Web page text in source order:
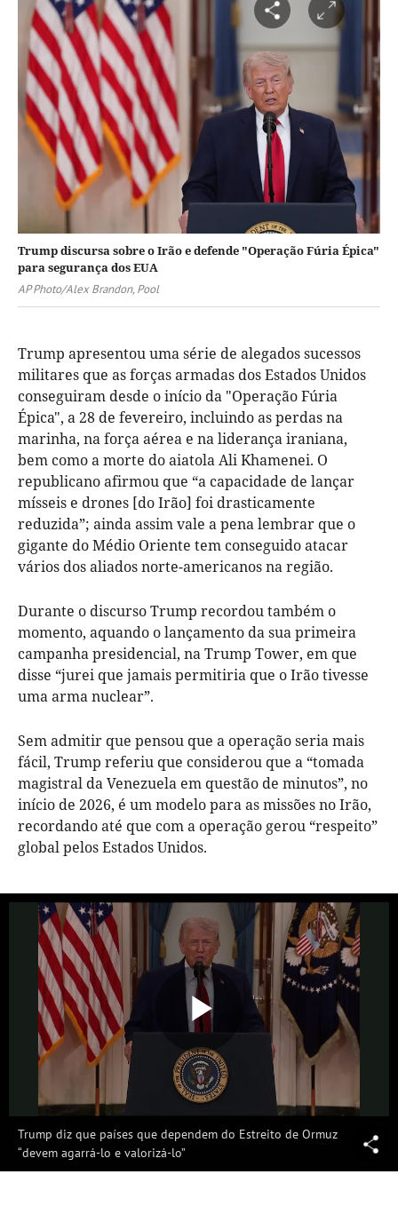
Trump discursa sobre o Irão e defende "Operação Fúria Épica"
para segurança dos EUA
AP Photo/Alex Brandon, Pool
Trump apresentou uma série de alegados sucessos
militares que as forças armadas dos Estados Unidos
conseguiram desde o início da "Operação Fúria
Épica", a 28 de fevereiro, incluindo as perdas na
marinha, na força aérea e na liderança iraniana,
bem como a morte do aiatola Ali Khamenei. O
republicano afirmou que “a capacidade de lançar
mísseis e drones [do Irão] foi drasticamente
reduzida”; ainda assim vale a pena lembrar que o
gigante do Médio Oriente tem conseguido atacar
vários dos aliados norte-americanos na região.
Durante o discurso Trump recordou também o
momento, aquando o lançamento da sua primeira
campanha presidencial, na Trump Tower, em que
disse “jurei que jamais permitiria que o Irão tivesse
uma arma nuclear”.
Sem admitir que pensou que a operação seria mais
fácil, Trump referiu que considerou que a “tomada
magistral da Venezuela em questão de minutos”, no
início de 2026, é um modelo para as missões no Irão,
recordando até que com a operação gerou “respeito”
global pelos Estados Unidos.
Vídeo
Trump diz que países que dependem do Estreito de Ormuz
“devem agarrá-lo e valorizá-lo”